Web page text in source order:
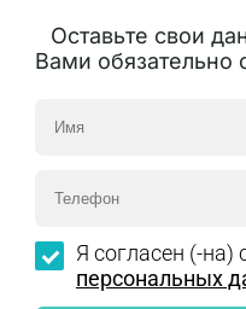
Оставьте свои
Вами обязательно
Я согласен (-на)
персональных